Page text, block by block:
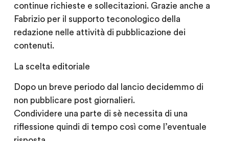
continue richieste e sollecitazioni. Grazie anche a
Fabrizio per il supporto teconologico della
redazione nelle attività di pubblicazione dei
contenuti.
La scelta editoriale
Dopo un breve periodo dal lancio decidemmo di
non pubblicare post giornalieri.
Condividere una parte di sè necessita di una
riflessione quindi di tempo così come l’eventuale